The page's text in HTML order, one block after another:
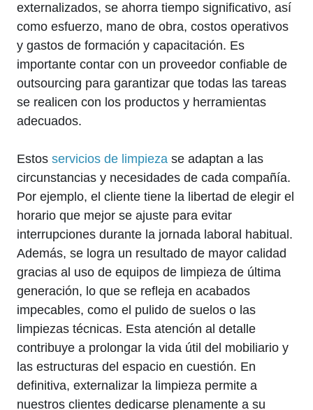
externalizados, se ahorra tiempo significativo, así
como esfuerzo, mano de obra, costos operativos
y gastos de formación y capacitación. Es
importante contar con un proveedor confiable de
outsourcing para garantizar que todas las tareas
se realicen con los productos y herramientas
adecuados.
Estos servicios de limpieza se adaptan a las
circunstancias y necesidades de cada compañía.
Por ejemplo, el cliente tiene la libertad de elegir el
horario que mejor se ajuste para evitar
interrupciones durante la jornada laboral habitual.
Además, se logra un resultado de mayor calidad
gracias al uso de equipos de limpieza de última
generación, lo que se refleja en acabados
impecables, como el pulido de suelos o las
limpiezas técnicas. Esta atención al detalle
contribuye a prolongar la vida útil del mobiliario y
las estructuras del espacio en cuestión. En
definitiva, externalizar la limpieza permite a
nuestros clientes dedicarse plenamente a su